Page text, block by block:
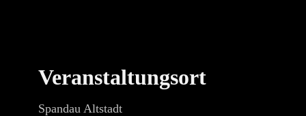
Veranstaltungsort
Spandau Altstadt